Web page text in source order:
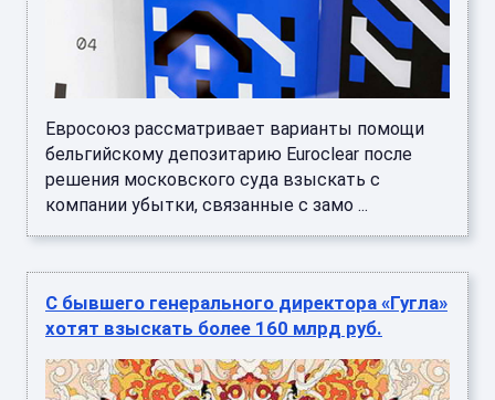
Евросоюз рассматривает варианты помощи
бельгийскому депозитарию Euroclear после
решения московского суда взыскать с
компании убытки, связанные с замо ...
С бывшего генерального директора «Гугла»
хотят взыскать более 160 млрд руб.